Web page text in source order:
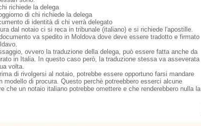
richiede la delega
di chi richiede la delega
di identità di chi verrà delegato
dal notaio ci si reca in tribunale (italiano) e si richiede l'apostille.
va spedito in Moldova dove deve essere tradotto e firmato
ovvero la traduzione della delega, può essere fatta anche da
in Italia. In questo caso però, la traduzione stessa va asseverata
volta.
di rivolgersi al notaio, potrebbe essere opportuno farsi mandare
modello di procura. Questo perchè potreebbero esserci alcune
che un notaio italiano potrebbe omettere e che renderebbero nulla la